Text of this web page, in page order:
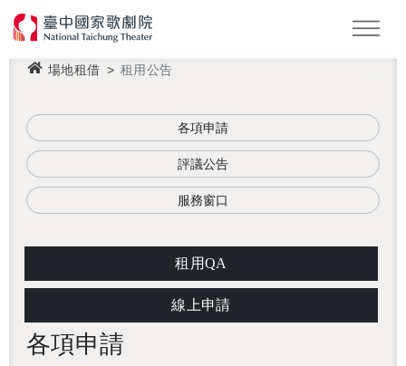
場地租借 租用公告
各項申請
評議公告
服務窗口
租用QA
線上申請
各項申請
怪美妖仙傳